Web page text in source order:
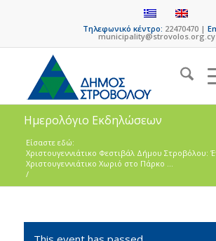
Τηλεφωνικό κέντρο: 22470470 |
municipality@strovolos.org.cy
Ημερολόγιο Εκδηλώσεων
Είσαστε εδώ:
Χριστουγεννιάτικο Φεστιβάλ Δήμου Στροβόλου:
Χριστουγεννιάτικο Χωριό στο Πάρκο ...
/